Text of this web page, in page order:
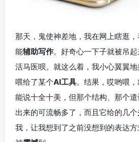
那天，鬼使神差地，我在网上瞎逛
能辅助写作。好奇心一下子就被吊
活马医呗。就这么着，我小心翼翼
喂给了某个AI工具。结果，哎哟喂
能说十全十美，但那个结构、那个
出来的可流畅多了，而且它给的几个
我，让我想到了之前没想到的表达